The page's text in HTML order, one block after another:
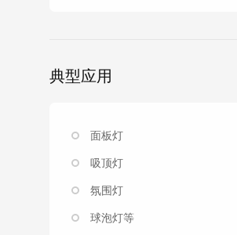
典型应用
面板灯
吸顶灯
氛围灯
球泡灯等